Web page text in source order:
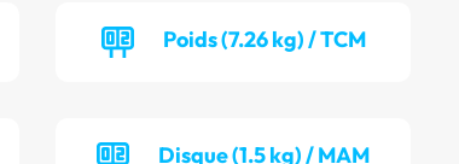
Poids (7.26 kg) / TCM
Disque (1.5 kg) / MAM